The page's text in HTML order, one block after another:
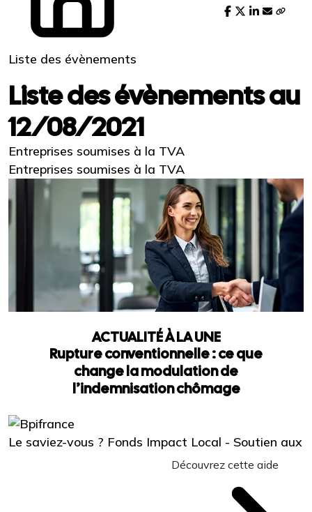
Liste des évènements
Liste des évènements au
12/08/2021
Entreprises soumises à la TVA
Entreprises soumises à la TVA
ACTUALITÉ À LA UNE
Rupture conventionnelle : ce que
change la modulation de
l’indemnisation chômage
Le saviez-vous ? Fonds Impact Local - Soutien aux
Découvrez cette aide